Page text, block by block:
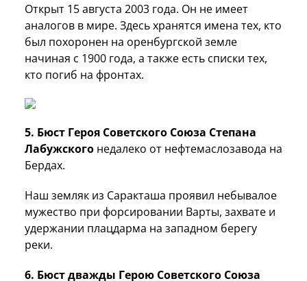
Открыт 15 августа 2003 года. Он не имеет
аналогов в мире. Здесь хранятся имена тех, кто
был похоронен на оренбургской земле
начиная с 1900 года, а также есть списки тех,
кто погиб на фронтах.
5. Бюст Героя Советского Союза Степана
Лабужского недалеко от нефтемаслозавода на
Бердах.
Наш земляк из Саракташа проявил небывалое
мужество при форсировании Варты, захвате и
удержании плацдарма на западном берегу
реки.
6. Бюст дважды Герою Советского Союза